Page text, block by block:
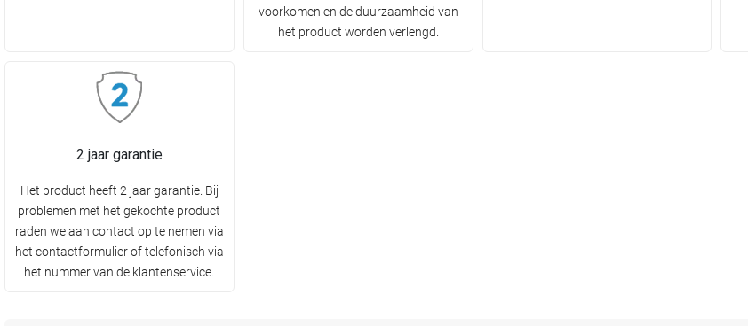
voorkomen en de duurzaamheid van
het product worden verlengd.
2 jaar garantie
Het product heeft 2 jaar garantie. Bij
problemen met het gekochte product
raden we aan contact op te nemen via
het contactformulier of telefonisch via
het nummer van de klantenservice.